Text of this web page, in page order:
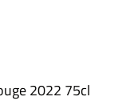
2022 75cl